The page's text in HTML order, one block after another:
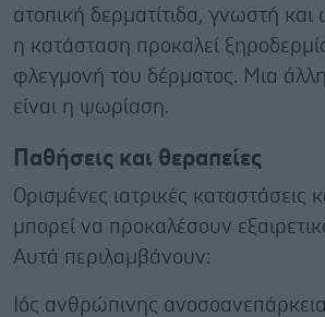
ατοπική δερματίτιδα, γνωστή
η κατάσταση προκαλεί
φλεγμονή του δέρματος. Μια
είναι η ψωρίαση.
Παθήσεις και θεραπείες
Ορισμένες ιατρικές καταστάσεις
μπορεί να προκαλέσουν
Αυτά περιλαμβάνουν:
Ιός ανθρώπινης